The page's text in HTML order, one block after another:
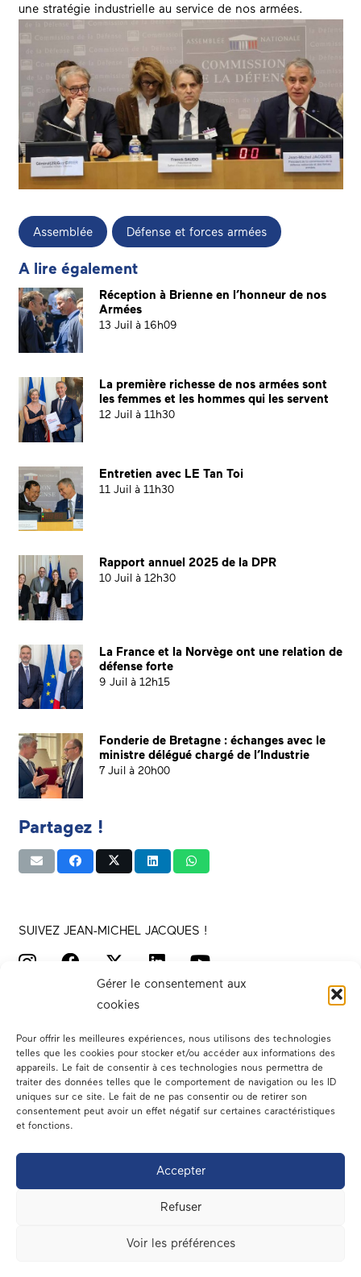
Gérer le consentement aux
cookies
Pour offrir les meilleures expériences, nous utilisons des technologies
telles que les cookies pour stocker et/ou accéder aux informations des
appareils. Le fait de consentir à ces technologies nous permettra de
traiter des données telles que le comportement de navigation ou les ID
uniques sur ce site. Le fait de ne pas consentir ou de retirer son
consentement peut avoir un effet négatif sur certaines caractéristiques
et fonctions.
Accepter
Refuser
Voir les préférences
une stratégie industrielle au service de nos armées.
Assemblée Défense et forces armées
A lire également
Réception à Brienne en l’honneur de nos
Armées
13 Juil à 16h09
La première richesse de nos armées sont
les femmes et les hommes qui les servent
12 Juil à 11h30
Entretien avec LE Tan Toi
11 Juil à 11h30
Rapport annuel 2025 de la DPR
10 Juil à 12h30
La France et la Norvège ont une relation de
défense forte
9 Juil à 12h15
Fonderie de Bretagne : échanges avec le
ministre délégué chargé de l’Industrie
7 Juil à 20h00
Partagez !
SUIVEZ JEAN-MICHEL JACQUES !
Votre député
Dans les médias
En circonscription
A l’assemblée